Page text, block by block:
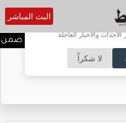
تفعيل الإشعارات؟
والأخبار العاجلة
لا شكراً
البث المباشر
ندوة تعاين التراث الأردني ضمن
يتحول الغاز إلى فرص عمل